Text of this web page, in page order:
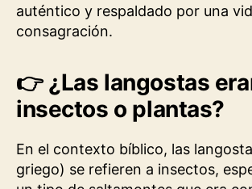
auténtico y respaldado por una
consagración.
👉¿Las langostas
insectos o plantas?
En el contexto bíblico, las
griego) se refieren a insectos,